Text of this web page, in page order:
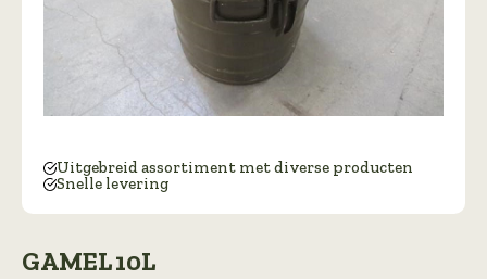
Uitgebreid assortiment met diverse producten
Snelle levering
GAMEL 10L